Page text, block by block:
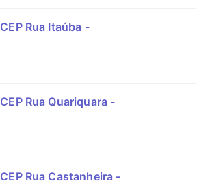
CEP Rua Itaúba -
CEP Rua Quariquara -
CEP Rua Castanheira -